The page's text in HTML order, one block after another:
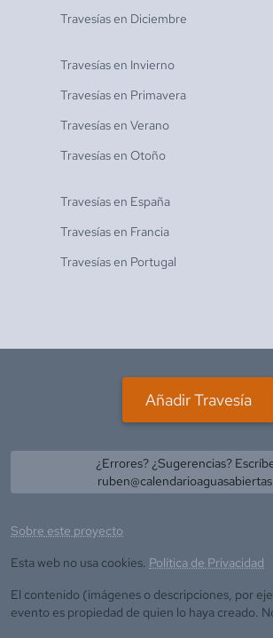
Travesías en Diciembre
Travesías en Invierno
Travesías en Primavera
Travesías en Verano
Travesías en Otoño
Travesías en España
Travesías en Francia
Travesías en Portugal
Añadir Travesía
¿Errores? ¿Sugerencias?
Sobre este proyecto
Esta web no usa cookies. Política de Privacidad
El contenido (imágenes o descripciones, por
evento es propiedad de quien lo haya creado.